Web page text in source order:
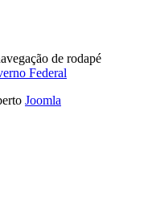
de rodapé
Joomla